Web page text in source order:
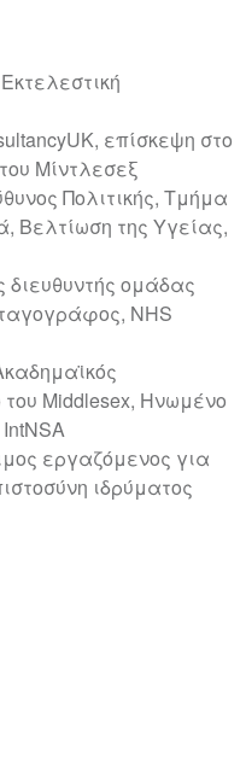
επίσκεψη στο
Μίντλεσεξ
Πολιτικής, Τμήμα
Βελτίωση της Υγείας,
διευθυντής ομάδας
NHS
Middlesex, Ηνωμένο
εργαζόμενος για
ιδρύματος